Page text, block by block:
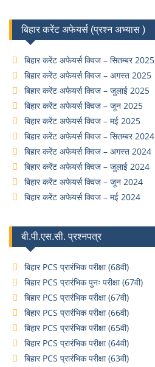
बिहार करेंट अफेयर्स (प्रश्न अभ्यास )
बिहार करेंट अफेयर्स क्विज – सितम्बर 2025
बिहार करेंट अफेयर्स क्विज – अगस्त 2025
बिहार करेंट अफेयर्स क्विज – जुलाई 2025
बिहार करेंट अफेयर्स क्विज – जून 2025
बिहार करेंट अफेयर्स क्विज – मई 2025
बिहार करेंट अफेयर्स क्विज – सितम्बर 2024
बिहार करेंट अफेयर्स क्विज – अगस्त 2024
बिहार करेंट अफेयर्स क्विज – जुलाई 2024
बिहार करेंट अफेयर्स क्विज – जून 2024
बिहार करेंट अफेयर्स क्विज – मई 2024
बी.पी.एस.सी. प्रश्नपत्र
बिहार PCS प्रारंभिक परीक्षा (68वी)
बिहार PCS प्रारंभिक पुनः परीक्षा (67वी)
बिहार PCS प्रारंभिक परीक्षा (67वी)
बिहार PCS प्रारंभिक परीक्षा (66वी)
बिहार PCS प्रारंभिक परीक्षा (65वी)
बिहार PCS प्रारंभिक परीक्षा (64वी)
बिहार PCS प्रारंभिक परीक्षा (63वी)